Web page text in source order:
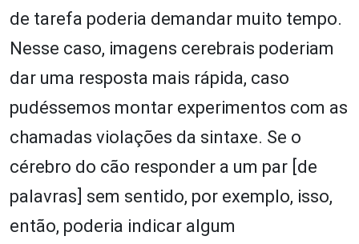
de tarefa poderia demandar muito tempo.
Nesse caso, imagens cerebrais poderiam
dar uma resposta mais rápida, caso
pudéssemos montar experimentos com as
chamadas violações da sintaxe. Se o
cérebro do cão responder a um par [de
palavras] sem sentido, por exemplo, isso,
então, poderia indicar algum